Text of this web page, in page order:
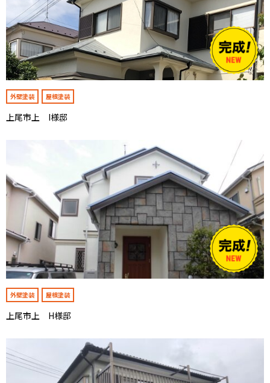
外壁塗装 屋根塗装
上尾市上 I様邸
外壁塗装 屋根塗装
上尾市上 H様邸